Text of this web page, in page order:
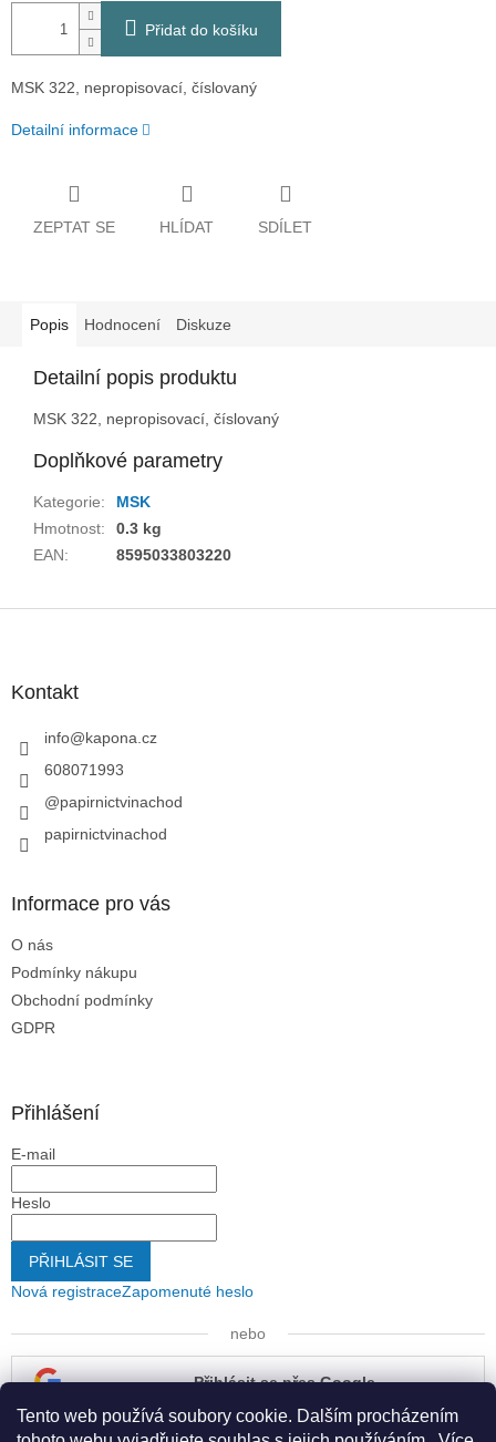
Tento web používá soubory cookie. Dalším procházením
Přidat do košíku
MSK 322, nepropisovací, číslovaný
Detailní informace
ZEPTAT SE HLÍDAT SDÍLET
Popis Hodnocení Diskuze
Detailní popis produktu
MSK 322, nepropisovací, číslovaný
Doplňkové parametry
Kategorie:
MSK
Hmotnost:
0.3 kg
EAN: 8595033803220
Kontakt
info@kapona.cz
608071993
@papirnictvinachod
papirnictvinachod
Informace pro vás
O nás
Podmínky nákupu
Obchodní podmínky
GDPR
Přihlášení
E-mail
Heslo
PŘIHLÁSIT SE
Nová registraceZapomenuté heslo
nebo
Přihlásit se přes Google
Přihlásit se přes Seznam